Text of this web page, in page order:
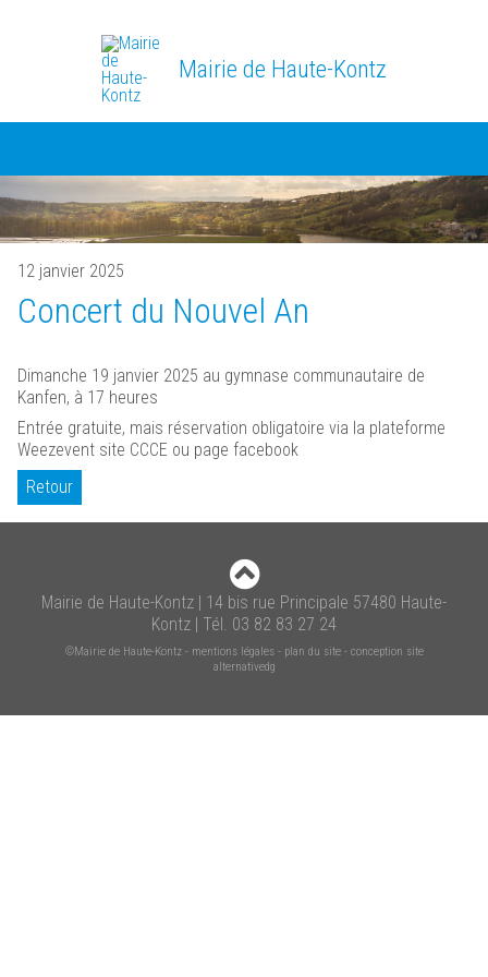
Mairie de Haute-Kontz
12 janvier 2025
Concert du Nouvel An
Dimanche 19 janvier 2025 au gymnase communautaire de
Kanfen, à 17 heures
Entrée gratuite, mais réservation obligatoire via la plateforme
Weezevent site CCCE ou page facebook
Retour
Mairie de Haute-Kontz | 14 bis rue Principale 57480 Haute-
Kontz | Tél. 03 82 83 27 24
©Mairie de Haute-Kontz- mentions légales- plan du site- conception site
alternativedg